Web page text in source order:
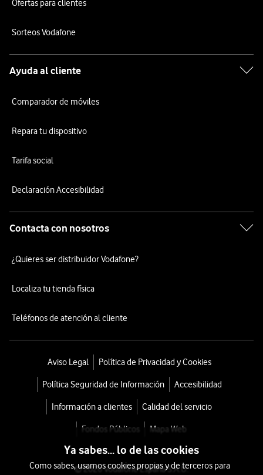
Ofertas para clientes
Sorteos Vodafone
Ayuda al cliente
Comparador de móviles
Repara tu dispositivo
Tarifa social
Declaración Accesibilidad
Contacta con nosotros
¿Quieres ser distribuidor Vodafone?
Localiza tu tienda física
Teléfonos de atención al cliente
Aviso Legal Política de Privacidad y Cookies
Política Seguridad de Información Accesibilidad
Información a clientes Calidad del servicio
Fondos Públicos Mapa Web
© 2026 Vodafone España S.A.U.
Ya sabes... lo de las cookies
Como sabes, usamos cookies propias y de terceros para